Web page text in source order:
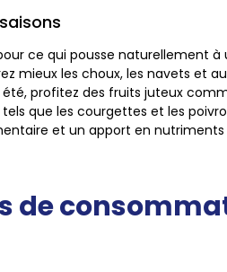
ce qui pousse naturellement à
mieux les choux, les navets et
profitez des fruits juteux
que les courgettes et les
et un apport en
de